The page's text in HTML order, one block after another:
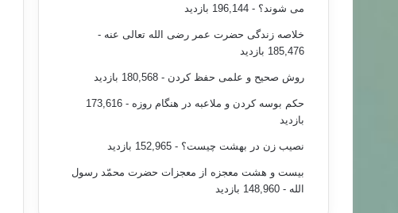
می شوند؟ - 196,144 بازدید
خلاصه زندگی حضرت عمر رضی الله تعالی عنه -
185,476 بازدید
روش صحیح و علمی حفظ کردن - 180,568 بازدید
حکم بوسه کردن و ملاعبه در هنگام روزه
- 173,616
بازدید
نصیب زن در بهشت چیست؟ - 152,965 بازدید
بیست و هشت معجزه از معجزات حضرت محمّد رسول
الله - 148,960 بازدید